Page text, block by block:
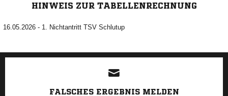
HINWEIS ZUR TABELLENRECHNUNG
16.05.2026 - 1. Nichtantritt TSV Schlutup
ANZEIGE
FALSCHES ERGEBNIS MELDEN